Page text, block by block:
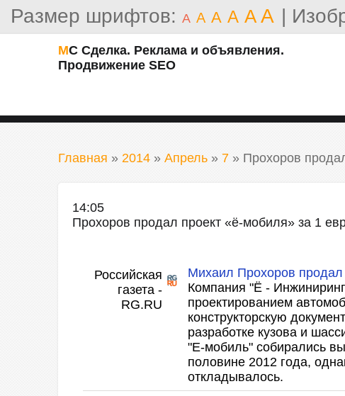
Размер шрифтов: A A A A A A |
МС Сделка. Реклама и объявления.
Продвижение SEO
Главная » 2014 » Апрель » 7 » Прохоров
14:05
Прохоров продал проект «ё-мобиля» за 1
Российская
газета -
RG.RU
Михаил Прохоров продал
Компания "Ё -
проектированием
конструкторскую
разработке кузова и
"Е-мобиль" собирались
половине 2012 года,
откладывалось.